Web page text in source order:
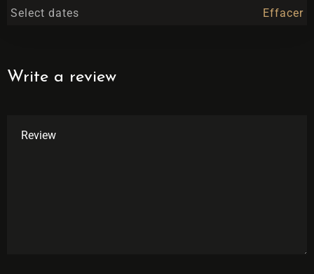
Select dates Effacer
Write a review